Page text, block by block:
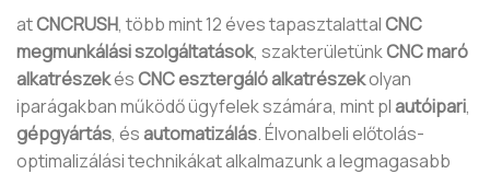
atCNCRUSH, több mint 12 éves tapasztalattalCNC
megmunkálási szolgáltatások, szakterületünkCNC maró
alkatrészekésCNC esztergáló alkatrészekolyan
iparágakban működő ügyfelek számára, mint pl autóipari,
gépgyártás, és automatizálás. Élvonalbeli előtolás-
optimalizálási technikákat alkalmazunk a legmagasabb